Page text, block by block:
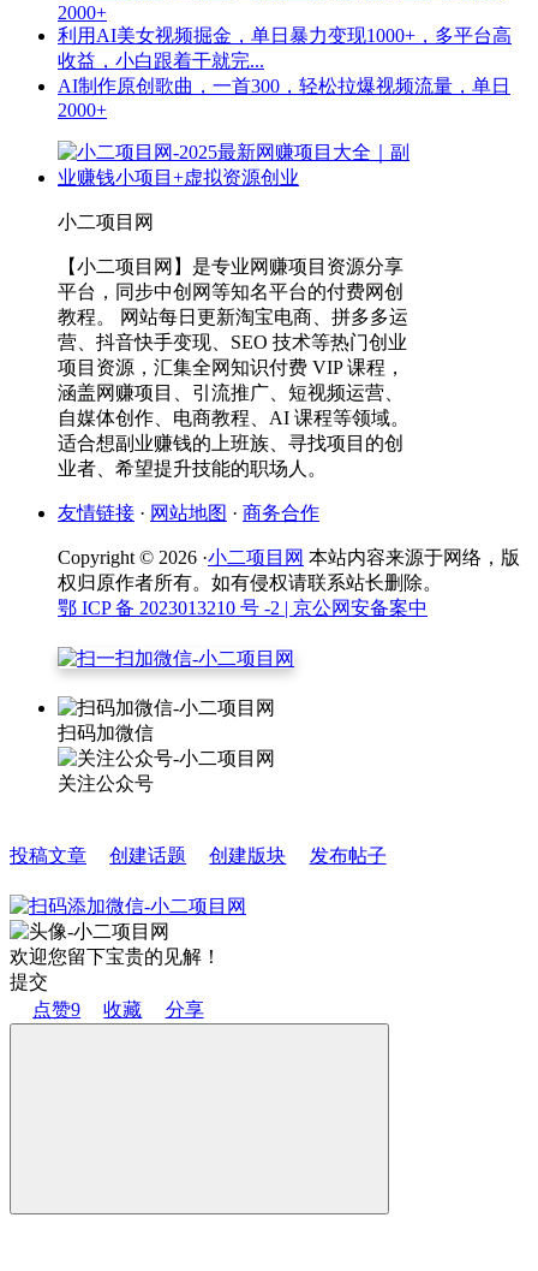
2000+
利用AI美女视频掘金，单日暴力变现1000+，多平台高
收益，小白跟着干就完...
AI制作原创歌曲，一首300，轻松拉爆视频流量，单日
2000+
小二项目网
【小二项目网】是专业网赚项目资源分享
平台，同步中创网等知名平台的付费网创
教程。 网站每日更新淘宝电商、拼多多运
营、抖音快手变现、SEO 技术等热门创业
项目资源，汇集全网知识付费 VIP 课程，
涵盖网赚项目、引流推广、短视频运营、
自媒体创作、电商教程、AI 课程等领域。
适合想副业赚钱的上班族、寻找项目的创
业者、希望提升技能的职场人。
友情链接 · 网站地图 · 商务合作
Copyright © 2026 ·小二项目网 本站内容来源于网络，版
权归原作者所有。如有侵权请联系站长删除。
鄂 ICP 备 2023013210 号 -2 | 京公网安备案中
扫码加微信
关注公众号
投稿文章 创建话题 创建版块 发布帖子
欢迎您留下宝贵的见解！
提交
点赞9 收藏 分享